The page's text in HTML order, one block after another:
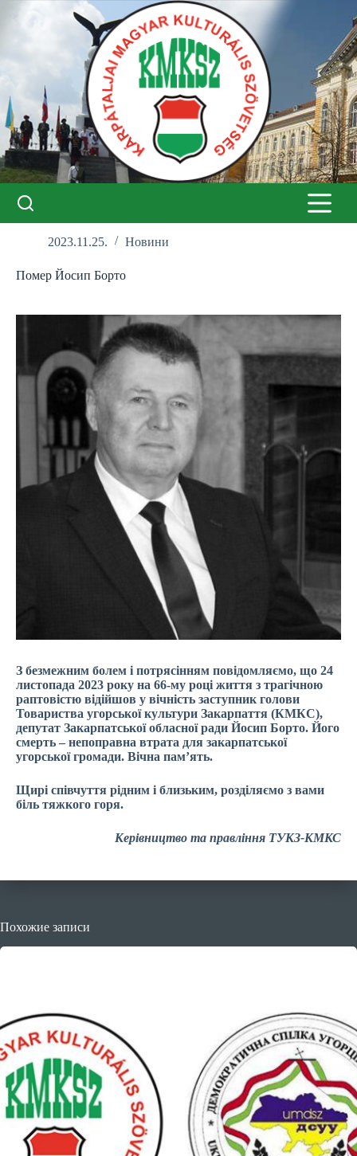
2023.11.25. Новини
Помер Йосип Борто
З безмежним болем і потрясінням повідомляємо, що 24
листопада 2023 року на 66-му році життя з трагічною
раптовістю відійшов у вічність заступник голови
Товариства угорської культури Закарпаття (КМКС),
депутат Закарпатської обласної ради Йосип Борто. Його
смерть – непоправна втрата для закарпатської
угорської громади. Вічна пам’ять.
Щирі співчуття рідним і близьким, розділяємо з вами
біль тяжкого горя.
Керівництво та правління ТУКЗ-КМКС
Похожие записи